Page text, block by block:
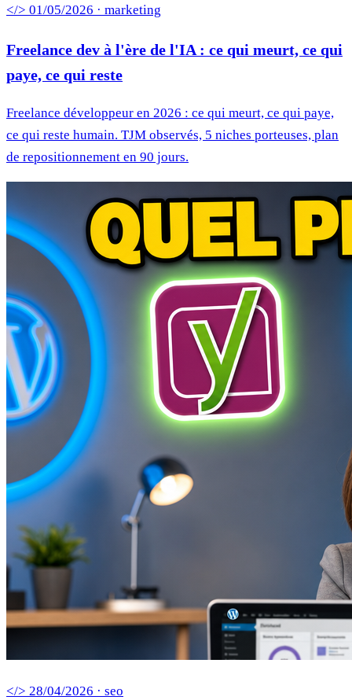
</> 01/05/2026 · marketing
Freelance dev à l'ère de l'IA : ce qui meurt, ce qui
paye, ce qui reste
Freelance développeur en 2026 : ce qui meurt, ce qui paye,
ce qui reste humain. TJM observés, 5 niches porteuses, plan
de repositionnement en 90 jours.
</> 28/04/2026 · seo